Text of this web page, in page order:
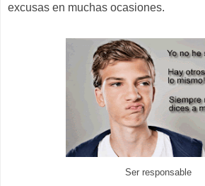
excusas en muchas ocasiones.
Ser responsable